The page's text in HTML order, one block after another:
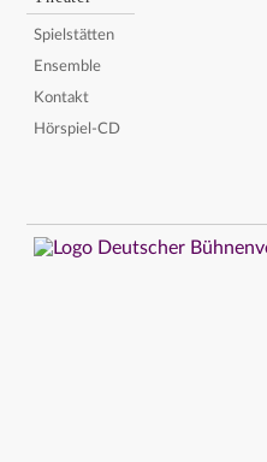
Spielstätten
Ensemble
Kontakt
Hörspiel-CD